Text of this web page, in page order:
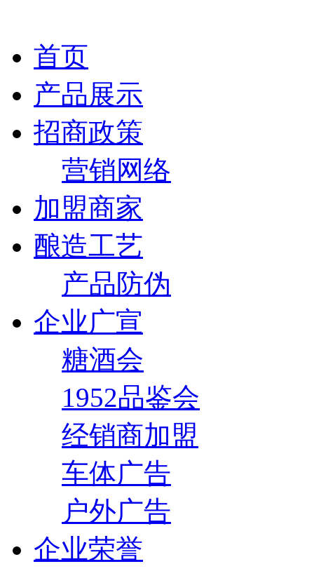
首页
产品展示
招商政策
营销网络
加盟商家
酿造工艺
产品防伪
企业广宣
糖酒会
1952品鉴会
经销商加盟
车体广告
户外广告
企业荣誉